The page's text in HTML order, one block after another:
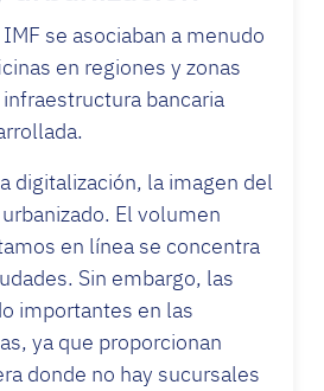
se asociaban a menudo
en regiones y zonas
bancaria
digitalización, la imagen del
El volumen
en línea se concentra
Sin embargo, las
importantes en las
ya que proporcionan
donde no hay sucursales